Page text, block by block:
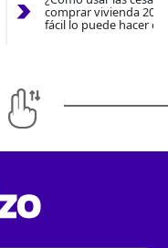
comprar vivienda
fácil lo puede hacer